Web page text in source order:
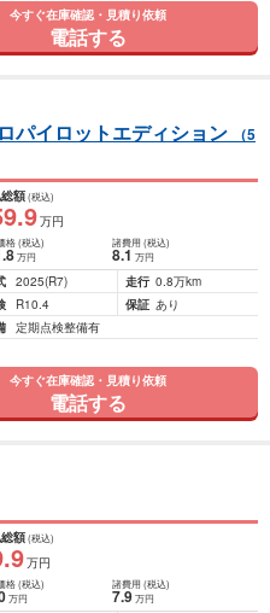
今すぐ在庫確認・見積り依頼
電話する
パイロットエディション
（5
額(税込)
.9万円
格(税込)
.8万円
諸費用 (税込)
8.1 万円
2025(R7) 走行 0.8万km
R10.4 保証 あり
定期点検整備有
今すぐ在庫確認・見積り依頼
電話する
額(税込)
.9万円
格(税込)
万円
諸費用 (税込)
7.9 万円